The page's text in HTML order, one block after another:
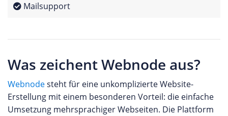
Mailsupport
Was zeichent Webnode aus?
Webnodesteht für eine unkomplizierte Website-
Erstellung mit einem besonderen Vorteil: die einfache
Umsetzung mehrsprachiger Webseiten. Die Plattform